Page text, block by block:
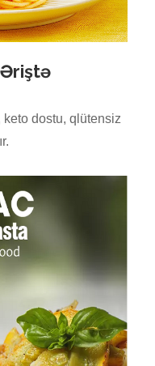
Əriştə
keto dostu, qlütensiz